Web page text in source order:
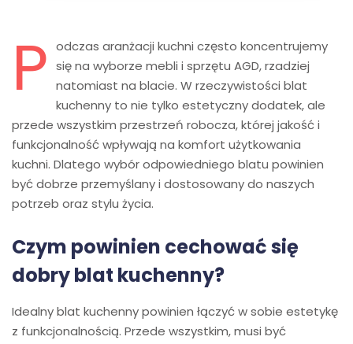
P odczas aranżacji kuchni często koncentrujemy
się na wyborze mebli i sprzętu AGD, rzadziej
natomiast na blacie. W rzeczywistości blat
kuchenny to nie tylko estetyczny dodatek, ale
przede wszystkim przestrzeń robocza, której jakość i
funkcjonalność wpływają na komfort użytkowania
kuchni. Dlatego wybór odpowiedniego blatu powinien
być dobrze przemyślany i dostosowany do naszych
potrzeb oraz stylu życia.
Czym powinien cechować się
dobry blat kuchenny?
Idealny blat kuchenny powinien łączyć w sobie estetykę
z funkcjonalnością. Przede wszystkim, musi być